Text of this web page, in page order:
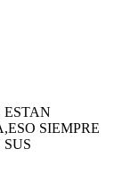
SIEMPRE